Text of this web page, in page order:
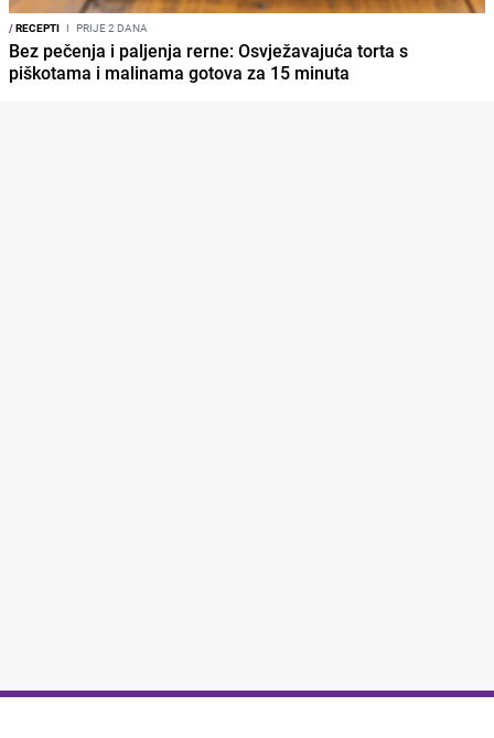
/RECEPTI I PRIJE 2 DANA
Bez pečenja i paljenja rerne: Osvježavajuća torta s
piškotama i malinama gotova za 15 minuta